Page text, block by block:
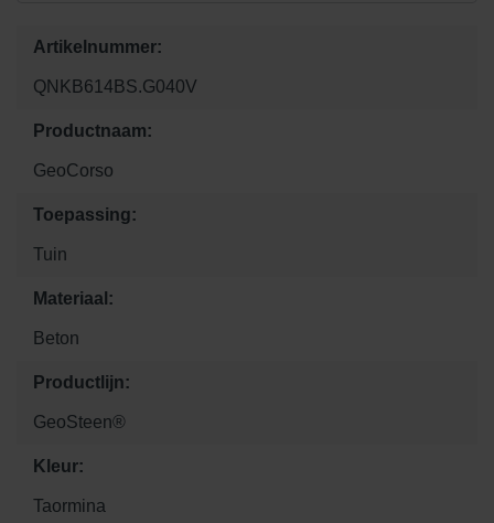
Artikelnummer:
QNKB614BS.G040V
Productnaam:
GeoCorso
Toepassing:
Tuin
Materiaal:
Beton
Productlijn:
GeoSteen®
Kleur:
Taormina